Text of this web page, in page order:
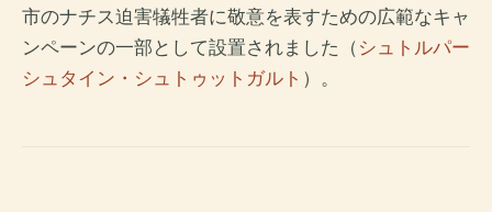
市のナチス迫害犠牲者に敬意を表すための広範なキャ
ンペーンの一部として設置されました（ シュトルパー
シュタイン・シュトゥットガルト ）。